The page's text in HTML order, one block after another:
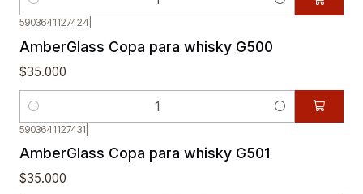
Cantidad
5903641127424
AmberGlass Copa para whisky G500
$35.000
Cantidad
Agotado
5903641127431
AmberGlass Copa para whisky G501
$35.000